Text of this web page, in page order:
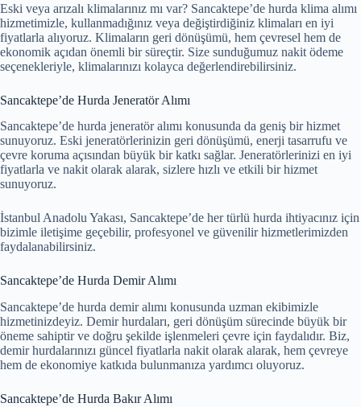
Eski veya arızalı klimalarınız mı var? Sancaktepe’de hurda klima alımı
hizmetimizle, kullanmadığınız veya değiştirdiğiniz klimaları en iyi
fiyatlarla alıyoruz. Klimaların geri dönüşümü, hem çevresel hem de
ekonomik açıdan önemli bir süreçtir. Size sunduğumuz nakit ödeme
seçenekleriyle, klimalarınızı kolayca değerlendirebilirsiniz.
Sancaktepe’de Hurda Jeneratör Alımı
Sancaktepe’de hurda jeneratör alımı konusunda da geniş bir hizmet
sunuyoruz. Eski jeneratörlerinizin geri dönüşümü, enerji tasarrufu ve
çevre koruma açısından büyük bir katkı sağlar. Jeneratörlerinizi en iyi
fiyatlarla ve nakit olarak alarak, sizlere hızlı ve etkili bir hizmet
sunuyoruz.
İstanbul Anadolu Yakası, Sancaktepe’de her türlü hurda ihtiyacınız için
bizimle iletişime geçebilir, profesyonel ve güvenilir hizmetlerimizden
faydalanabilirsiniz.
Sancaktepe’de Hurda Demir Alımı
Sancaktepe’de hurda demir alımı konusunda uzman ekibimizle
hizmetinizdeyiz. Demir hurdaları, geri dönüşüm sürecinde büyük bir
öneme sahiptir ve doğru şekilde işlenmeleri çevre için faydalıdır. Biz,
demir hurdalarınızı güncel fiyatlarla nakit olarak alarak, hem çevreye
hem de ekonomiye katkıda bulunmanıza yardımcı oluyoruz.
Sancaktepe’de Hurda Bakır Alımı